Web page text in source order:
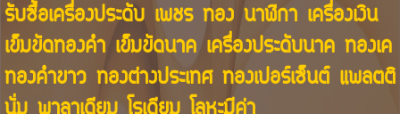
รับซื้อเครื่องประดับ เพชร ทอง นาฬิกา เครื่องเงิน
เข็มขัดทองคำ เข็มขัดนาค เครื่องประดับนาค ทองเค
ทองคำขาว ทองต่างประเทศ ทองเปอร์เซ็นต์ แพลตติ